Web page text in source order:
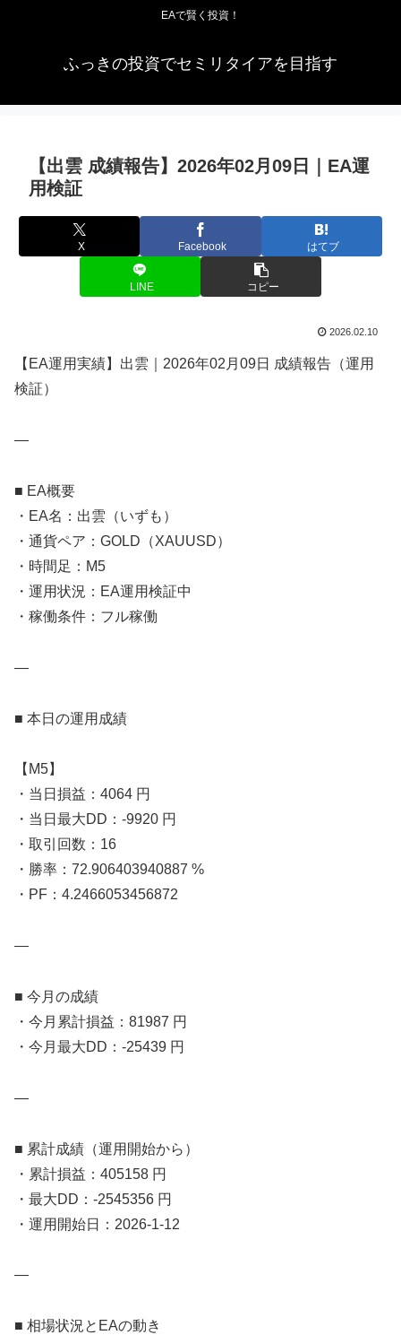
EAで賢く投資！
ふっきの投資でセミリタイアを目指す
【出雲 成績報告】2026年02月09日｜EA運
用検証
X Facebook はてブ
LINE コピー
2026.02.10
【EA運用実績】出雲｜2026年02月09日 成績報告（運用
検証）
—
■ EA概要
・EA名：出雲（いずも）
・通貨ペア：GOLD（XAUUSD）
・時間足：M5
・運用状況：EA運用検証中
・稼働条件：フル稼働
—
■ 本日の運用成績
【M5】
・当日損益：4064 円
・当日最大DD：-9920 円
・取引回数：16
・勝率：72.906403940887 %
・PF：4.2466053456872
—
■ 今月の成績
・今月累計損益：81987 円
・今月最大DD：-25439 円
—
■ 累計成績（運用開始から）
・累計損益：405158 円
・最大DD：-2545356 円
・運用開始日：2026-1-12
—
■ 相場状況とEAの動き